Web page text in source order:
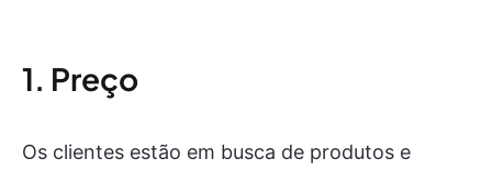
1. Preço
Os clientes estão em busca de produtos e